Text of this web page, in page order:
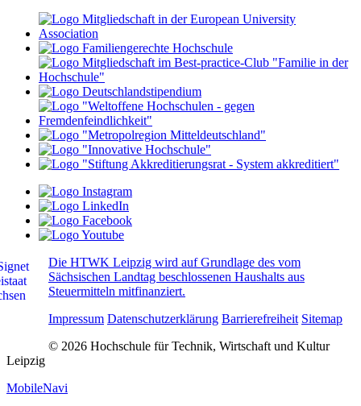
Die HTWK Leipzig wird auf Grundlage des vom
Sächsischen Landtag beschlossenen Haushalts aus
Steuermitteln mitfinanziert.
Impressum Datenschutzerklärung Barrierefreiheit Sitemap
© 2026 Hochschule für Technik, Wirtschaft und Kultur
Leipzig
MobileNavi